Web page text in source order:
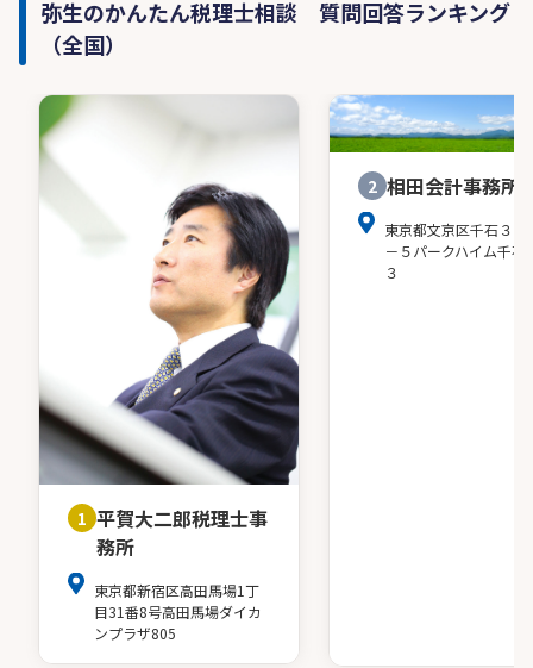
弥生のかんたん税理士相談 質問回答ランキング
（全国）
1 平賀大二郎税理士事
務所
東京都新宿区高田馬場1丁
目31番8号高田馬場ダイカ
ンプラザ805
2 相田会計事務所
東京都文京区千石３－
－５パークハイム千石
３